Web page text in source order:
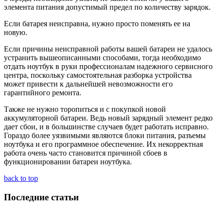
элемента питания допустимый предел по количеству зарядок.
Если батарея неисправна, нужно просто поменять ее на
новую.
Если причины неисправной работы вашей батареи не удалось
устранить вышеописанными способами, тогда необходимо
отдать ноутбук в руки профессионалам надежного сервисного
центра, поскольку самостоятельная разборка устройства
может привести к дальнейшей невозможности его
гарантийного ремонта.
Также не нужно торопиться и с покупкой новой
аккумуляторной батареи. Ведь новый зарядный элемент редко
дает сбои, и в большинстве случаев будет работать исправно.
Гораздо более уязвимыми являются блоки питания, разъемы
ноутбука и его программное обеспечение. Их некорректная
работа очень часто становится причиной сбоев в
функционировании батареи ноутбука.
back to top
Последние статьи